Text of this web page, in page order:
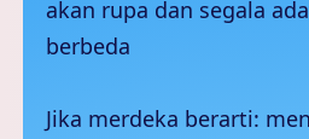
akan rupa dan segala
berbeda
Jika merdeka berarti: